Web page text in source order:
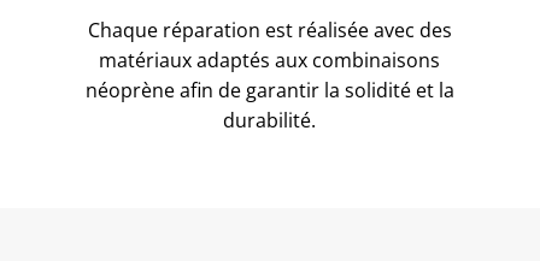
Chaque réparation est réalisée avec des
matériaux adaptés aux combinaisons
néoprène afin de garantir la solidité et la
durabilité.